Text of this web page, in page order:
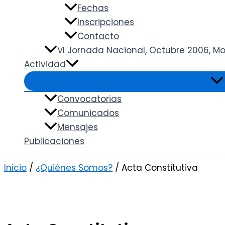
Fechas
Inscripciones
Contacto
VI Jornada Nacional, Octubre 2006,
Actividad
Convocatorias
Comunicados
Mensajes
Publicaciones
Inicio ¿Quiénes Somos? Acta Constitutiva